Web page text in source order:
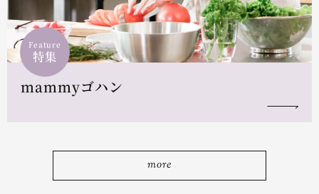
Feature
特集
mammyゴハン
more